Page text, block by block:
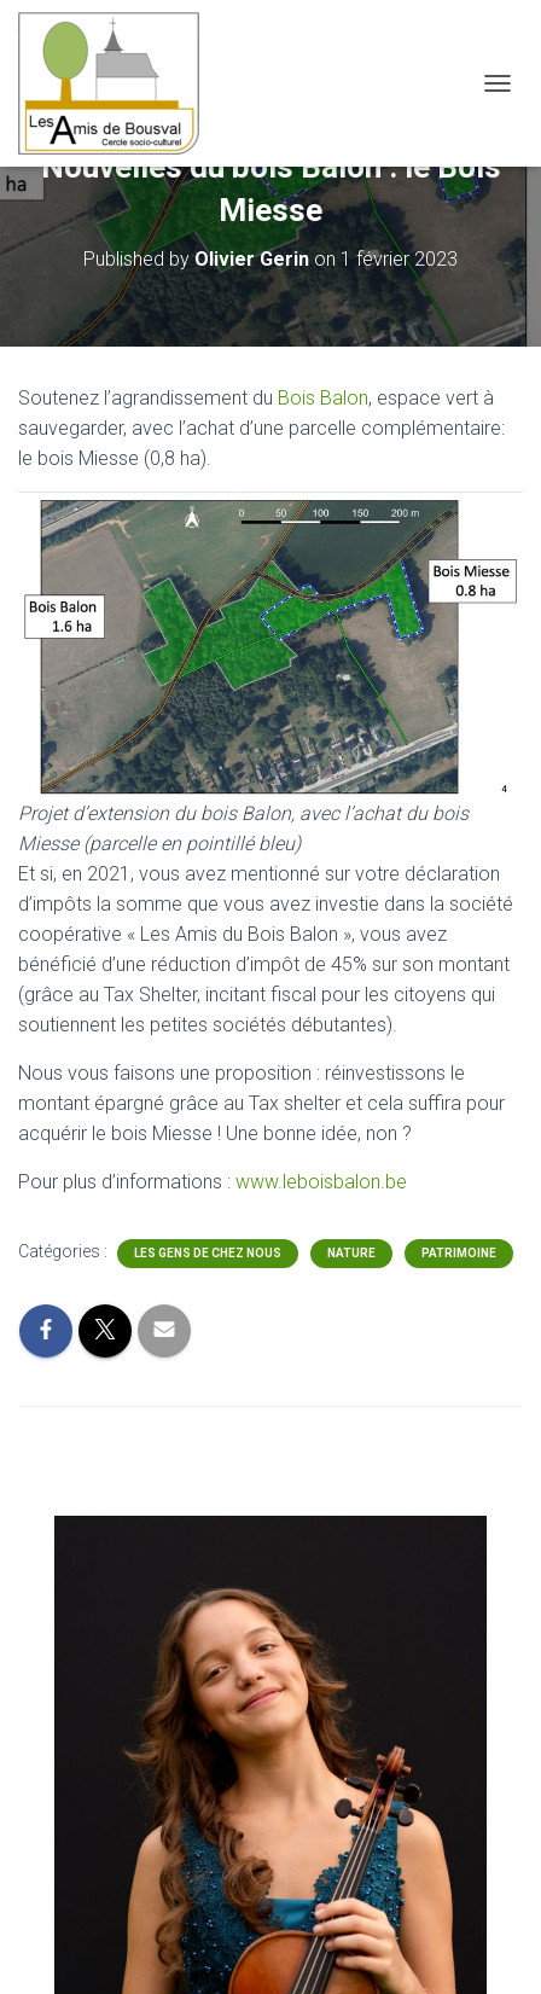
Nouvelles du bois Balon : le Bois
Miesse
Published byOlivier Gerin on 1 février 2023
Soutenez l’agrandissement du Bois Balon, espace vert à
sauvegarder, avec l’achat d’une parcelle complémentaire:
le bois Miesse (0,8 ha).
Projet d’extension du bois Balon, avec l’achat du bois
Miesse (parcelle en pointillé bleu)
Et si, en 2021, vous avez mentionné sur votre déclaration
d’impôts la somme que vous avez investie dans la société
coopérative « Les Amis du Bois Balon », vous avez
bénéficié d’une réduction d’impôt de 45% sur son montant
(grâce au Tax Shelter, incitant fiscal pour les citoyens qui
soutiennent les petites sociétés débutantes).
Nous vous faisons une proposition : réinvestissons le
montant épargné grâce au Tax shelter et cela suffira pour
acquérir le bois Miesse ! Une bonne idée, non ?
Pour plus d’informations : www.leboisbalon.be
Catégories : LES GENS DE CHEZ NOUS NATURE PATRIMOINE